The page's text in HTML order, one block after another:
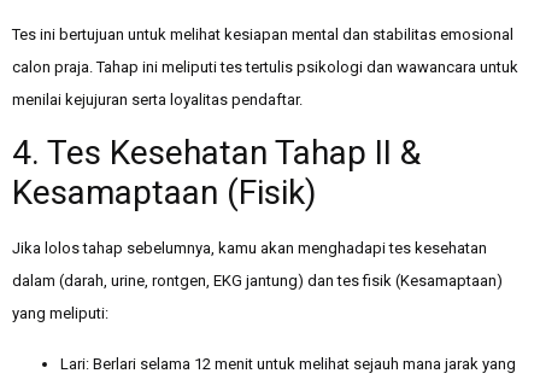
Tes ini bertujuan untuk melihat kesiapan mental dan stabilitas emosional
calon praja. Tahap ini meliputi tes tertulis psikologi dan wawancara untuk
menilai kejujuran serta loyalitas pendaftar.
4. Tes Kesehatan Tahap II &
Kesamaptaan (Fisik)
Jika lolos tahap sebelumnya, kamu akan menghadapi tes kesehatan
dalam (darah, urine, rontgen, EKG jantung) dan tes fisik (Kesamaptaan)
yang meliputi:
Lari: Berlari selama 12 menit untuk melihat sejauh mana jarak yang